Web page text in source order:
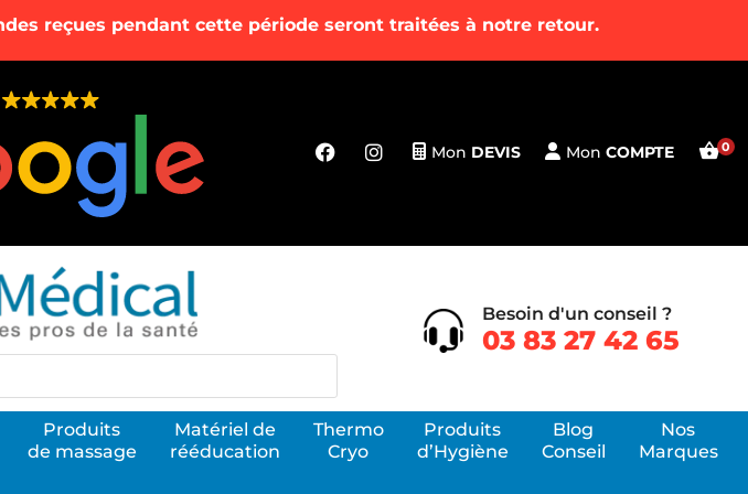
reçues pendant cette période seront traitées à notre retour.
Mon DEVIS Mon COMPTE
Besoin d'un conseil ?
03 83 27 42 65
Produits
de massage
Matériel de
rééducation
Thermo
Cryo
Produits
d’Hygiène
Blog
Conseil
Nos
Marques